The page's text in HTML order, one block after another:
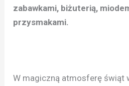
zabawkami, biżuterią,
przysmakami.
W magiczną atmosferę świąt